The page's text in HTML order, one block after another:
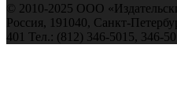
© 2010-2025 ООО
Россия, 191040, Санкт-
401 Тел.: (812) 346-5015, 346-